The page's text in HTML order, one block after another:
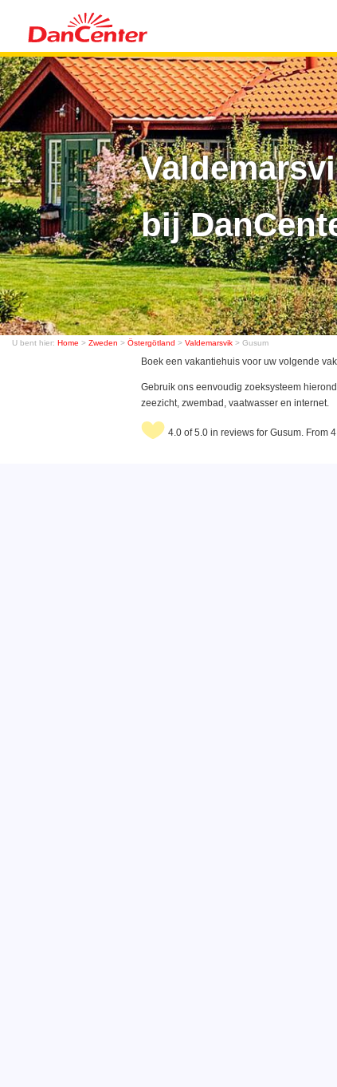
bij
U bent hier: Home > Zweden > Östergötland > Valdemarsvik > Gusum
Boek een vakantiehuis voor uw volgende
Gebruik ons eenvoudig zoeksysteem
zeezicht, zwembad, vaatwasser en internet.
4.0 of 5.0 in reviews for Gusum. From